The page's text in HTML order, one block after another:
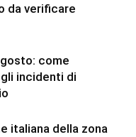
da verificare
come
incidenti di
italiana della zona